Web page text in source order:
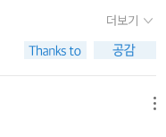
은 게 없었는지도 모르겠
훌쩍 넘어서까지 여전히
있으며, 이제는 ‘나’만의
드나들며 작은 행복을
구원이어야 한다. 그런데
, 이제 가정을 폭력으로
문이다. 폭력에 저항하지
만 파 놓은 상태. 엄마는 계
과 학부모 대표가 참여한
홀에서 빠져나와 홀가분
체>로 사계절문학상을
설가를 꿈꾼 적은 없다. 그
잘 모른다. 모르면서도
더보기